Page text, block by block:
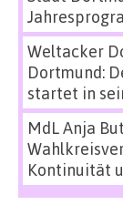
Weltacker
Dortmund:
startet in
MdL Anja
Kontinuität